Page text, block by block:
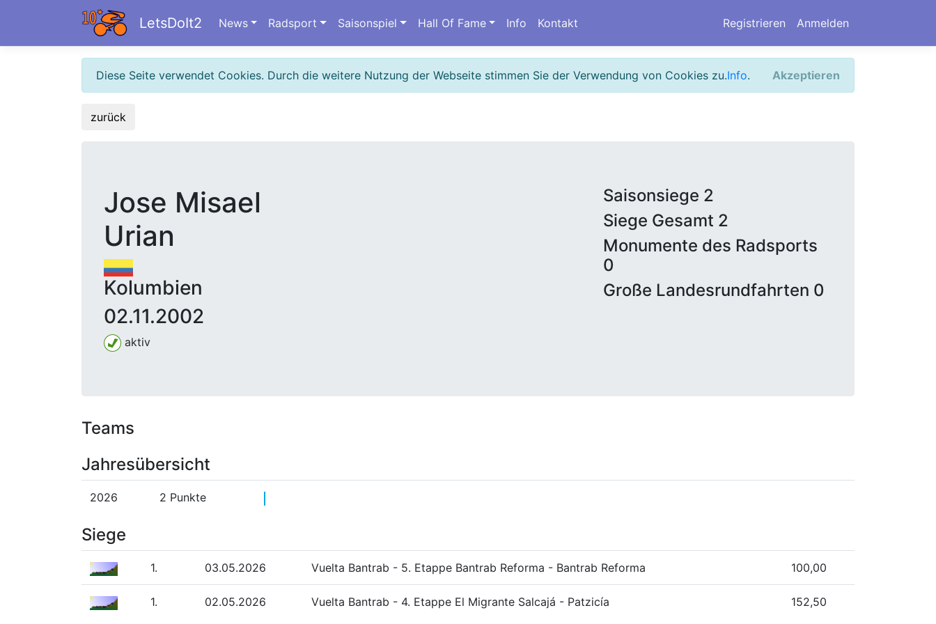
LetsDoIt2 Registrieren Anmelden
News Radsport Saisonspiel Hall Of Fame Info Kontakt
Diese Seite verwendet Cookies. Durch die weitere Nutzung der Webseite stimmen Sie der Verwendung von Cookies zu.Info. Akzeptieren
zurück
Jose Misael
Urian
Kolumbien
02.11.2002
aktiv
Saisonsiege 2
Siege Gesamt 2
Monumente des Radsports
0
Große Landesrundfahrten 0
Teams
Jahresübersicht
2026 2 Punkte
Siege
1. 03.05.2026 Vuelta Bantrab - 5. Etappe Bantrab Reforma - Bantrab Reforma 100,00
1. 02.05.2026 Vuelta Bantrab - 4. Etappe El Migrante Salcajá - Patzicía 152,50